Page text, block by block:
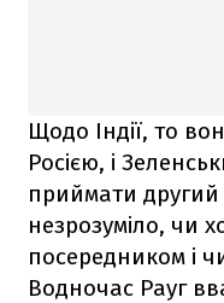
Щодо Індії, то
Росією, і
приймати другий
незрозуміло, чи
посередником і
Водночас Рауг